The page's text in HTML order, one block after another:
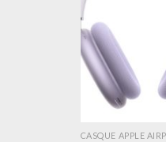
CASQUE APPLE